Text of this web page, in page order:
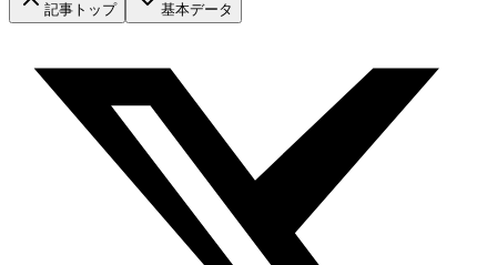
記事トップ 基本データ